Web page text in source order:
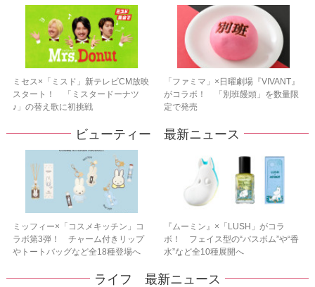
ミセス×「ミスド」新テレビCM放映
スタート！ 「ミスタードーナツ
♪」の替え歌に初挑戦
「ファミマ」×日曜劇場『VIVANT』
がコラボ！ 「別班饅頭」を数量限
定で発売
ビューティー 最新ニュース
ミッフィー×「コスメキッチン」コ
ラボ第3弾！ チャーム付きリップ
やトートバッグなど全18種登場へ
『ムーミン』×「LUSH」がコラ
ボ！ フェイス型の“バスボム”や“香
水”など全10種展開へ
ライフ 最新ニュース